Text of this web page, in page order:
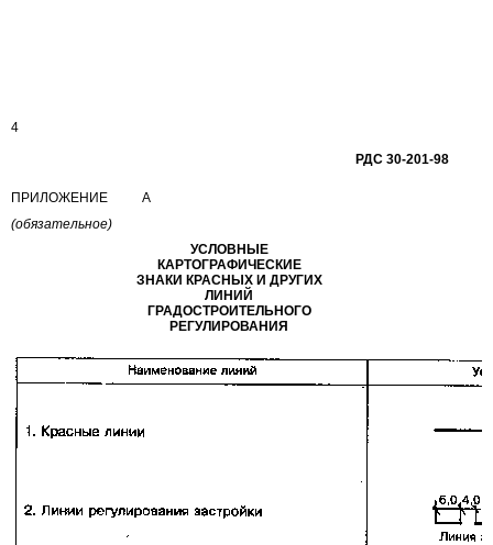
4
РДС 30-201-98
ПРИЛОЖЕНИЕ А
(обязательное)
УСЛОВНЫЕ
КАРТОГРАФИЧЕСКИЕ
ЗНАКИ КРАСНЫХ И ДРУГИХ
ЛИНИЙ
ГРАДОСТРОИТЕЛЬНОГО
РЕГУЛИРОВАНИЯ